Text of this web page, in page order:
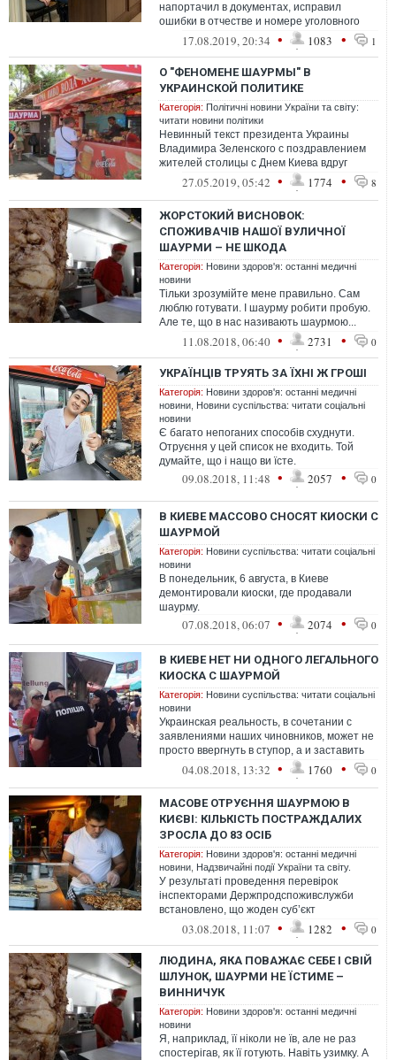
напортачил в документах, исправил
ошибки в отчестве и номере уголовного
производства в решении об аресте
17.08.2019, 20:34 • 1083 • 1
О "ФЕНОМЕНЕ ШАУРМЫ" В
УКРАИНСКОЙ ПОЛИТИКЕ
Категорія: Політичні новини України та світу:
читати новини політики
Невинный текст президента Украины
Владимира Зеленского с поздравлением
жителей столицы с Днем Киева вдруг
превратился в острый политический
27.05.2019, 05:42 • 1774 • 8
ЖОРСТОКИЙ ВИСНОВОК:
СПОЖИВАЧІВ НАШОЇ ВУЛИЧНОЇ
ШАУРМИ – НЕ ШКОДА
Категорія: Новини здоров'я: останні медичні
новини
Тільки зрозумійте мене правильно. Сам
люблю готувати. І шаурму робити пробую.
Але те, що в нас називають шаурмою...
Слухайте, туди вже навіть картоплю...
11.08.2018, 06:40 • 2731 • 0
УКРАЇНЦІВ ТРУЯТЬ ЗА ЇХНІ Ж ГРОШІ
Категорія: Новини здоров'я: останні медичні
новини Новини суспільства: читати соціальні
новини
Є багато непоганих способів схуднути.
Отруєння у цей список не входить. Той
думайте, що і нащо ви їсте.
09.08.2018, 11:48 • 2057 • 0
В КИЕВЕ МАССОВО СНОСЯТ КИОСКИ С
ШАУРМОЙ
Категорія: Новини суспільства: читати соціальні
новини
В понедельник, 6 августа, в Киеве
демонтировали киоски, где продавали
шаурму.
07.08.2018, 06:07 • 2074 • 0
В КИЕВЕ НЕТ НИ ОДНОГО ЛЕГАЛЬНОГО
КИОСКА С ШАУРМОЙ
Категорія: Новини суспільства: читати соціальні
новини
Украинская реальность, в сочетании с
заявлениями наших чиновников, может не
просто ввергнуть в ступор, а и заставить
усомниться в адекватности происхо...
04.08.2018, 13:32 • 1760 • 0
МАСОВЕ ОТРУЄННЯ ШАУРМОЮ В
КИЄВІ: КІЛЬКІСТЬ ПОСТРАЖДАЛИХ
ЗРОСЛА ДО 83 ОСІБ
Категорія: Новини здоров'я: останні медичні
новини Надзвичайні події України та світу.
У результаті проведення перевірок
інспекторами Держпродспоживслужби
встановлено, що жоден суб’єкт
господарювання, з діяльністю якого
пов’язують масове...
03.08.2018, 11:07 • 1282 • 0
ЛЮДИНА, ЯКА ПОВАЖАЄ СЕБЕ І СВІЙ
ШЛУНОК, ШАУРМИ НЕ ЇСТИМЕ –
ВИННИЧУК
Категорія: Новини здоров'я: останні медичні
новини
Я, наприклад, її ніколи не їв, але не раз
спостерігав, як її готують. Навіть узимку. А